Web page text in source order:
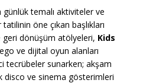
temalı aktiviteler ve
öne çıkan başlıkları
geri dönüşüm atölyeleri, Kids
ve dijital oyun alanları
tecrübeler sunarken; akşam
disco ve sinema gösterimleri